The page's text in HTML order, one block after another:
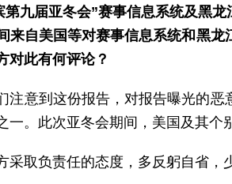
第九届亚冬会”赛事信息系统及黑
来自美国等对赛事信息系统和黑
对此有何评论？
注意到这份报告，对报告曝光的
一。此次亚冬会期间，美国及其
采取负责任的态度，多反躬自省